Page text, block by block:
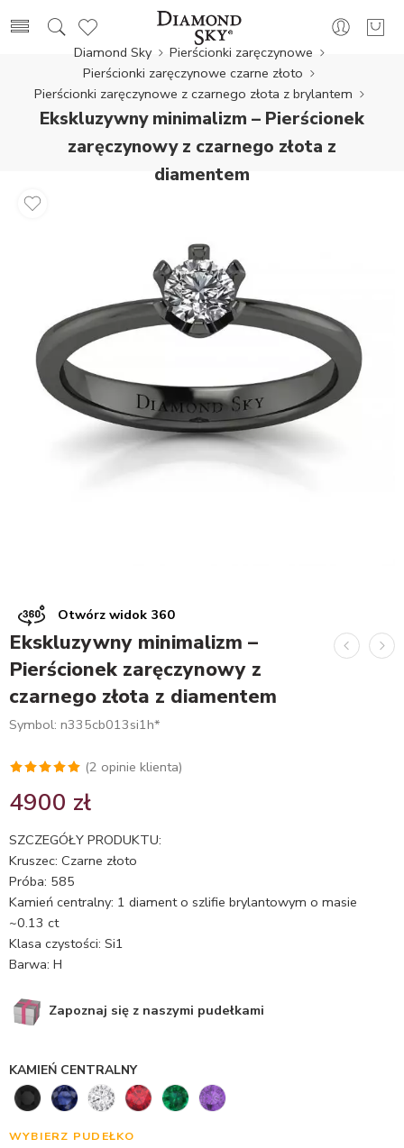
Diamond Sky
Pierścionki zaręczynowe
Pierścionki zaręczynowe czarne złoto
Pierścionki zaręczynowe z czarnego złota z brylantem
Ekskluzywny minimalizm – Pierścionek
zaręczynowy z czarnego złota z
diamentem
Otwórz widok 360
Ekskluzywny minimalizm –
Pierścionek zaręczynowy z
czarnego złota z diamentem
Symbol: n335cb013si1h*
5.00na 5
ocen
klientów
(2 opinie klienta)
4900 zł
SZCZEGÓŁY PRODUKTU:
Kruszec: Czarne złoto
Próba: 585
Kamień centralny: 1 diament o szlifie brylantowym o masie
~0.13 ct
Klasa czystości: Si1
Barwa: H
Zapoznaj się z naszymi pudełkami
KAMIEŃ CENTRALNY
WYBIERZ PUDEŁKO